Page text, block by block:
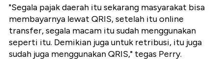
"Segala pajak daerah itu sekarang masyarakat bisa
membayarnya lewat QRIS, setelah itu online
transfer, segala macam itu sudah menggunakan
seperti itu. Demikian juga untuk retribusi, itu juga
sudah juga menggunakan QRIS," tegas Perry.